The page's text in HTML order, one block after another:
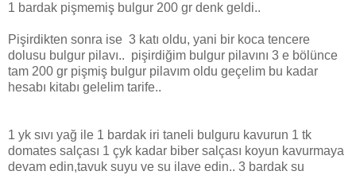
1 bardak pişmemiş bulgur 200 gr denk geldi..
Pişirdikten sonra ise 3 katı oldu, yani bir koca tencere
dolusu bulgur pilavı.. pişirdiğim bulgur pilavını 3 e bölünce
tam 200 gr pişmiş bulgur pilavım oldu geçelim bu kadar
hesabı kitabı gelelim tarife..
1 yk sıvı yağ ile 1 bardak iri taneli bulguru kavurun 1 tk
domates salçası 1 çyk kadar biber salçası koyun kavurmaya
devam edin,tavuk suyu ve su ilave edin.. 3 bardak su